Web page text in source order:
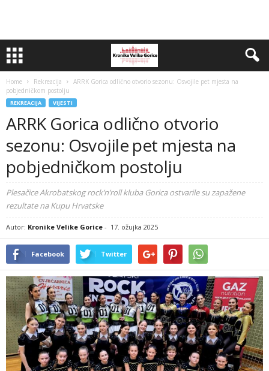
Home Rekreacija
ARRK Gorica odlično otvorio sezonu: Osvojile pet mjesta na
pobjedničkom postolju
REKREACIJA VIJESTI
ARRK Gorica odlično otvorio
sezonu: Osvojile pet mjesta na
pobjedničkom postolju
Plesačice Akrobatskog rock’n’roll kluba Gorica ostvarile su zapažene
rezultate na Kupu Hrvatske
Autor: Kronike Velike Gorice - 17. ožujka 2025
Facebook Twitter